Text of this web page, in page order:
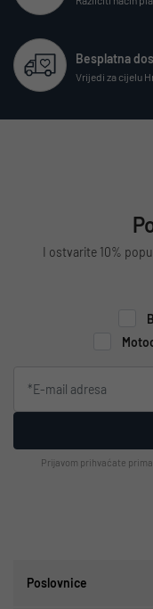
Besplatna
Vrijedi za cijelu
I ostvarite 10%
Prijavom prihvaćate
Poslovnice